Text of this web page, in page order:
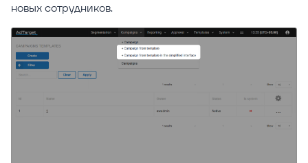
новых сотрудников.